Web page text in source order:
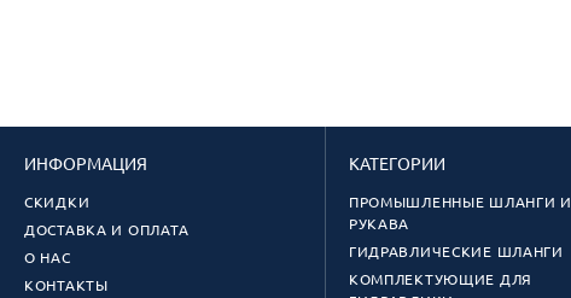
ИНФОРМАЦИЯ
СКИДКИ
ДОСТАВКА И ОПЛАТА
О НАС
КОНТАКТЫ
КАТЕГОРИИ
ПРОМЫШЛЕННЫЕ ШЛАНГИ И
РУКАВА
ГИДРАВЛИЧЕСКИЕ ШЛАНГИ
КОМПЛЕКТУЮЩИЕ ДЛЯ